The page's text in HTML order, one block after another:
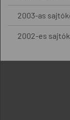
2003-as
2002-es